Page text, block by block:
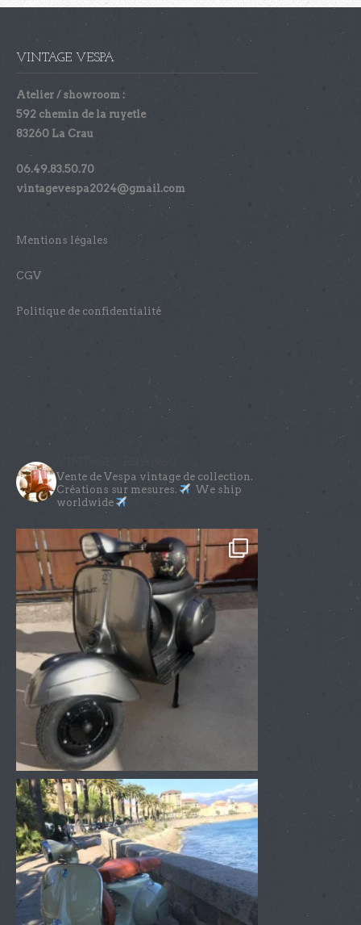
VINTAGE VESPA
Atelier / showroom :
592 chemin de la ruyetle
83260 La Crau
06.49.83.50.70
vintagevespa2024@gmail.com
Mentions légales
CGV
Politique de confidentialité
Vente de Vespa vintage de collection.
Créations sur mesures.
We ship
worldwide